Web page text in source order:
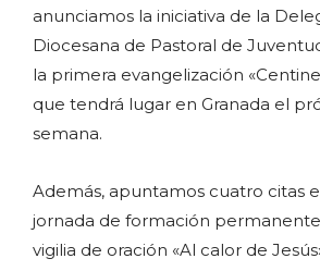
anunciamos la iniciativa de la
Diocesana de Pastoral de
la primera evangelización
que tendrá lugar en Granada el
semana.
Además, apuntamos cuatro citas
jornada de formación
vigilia de oración «Al calor de